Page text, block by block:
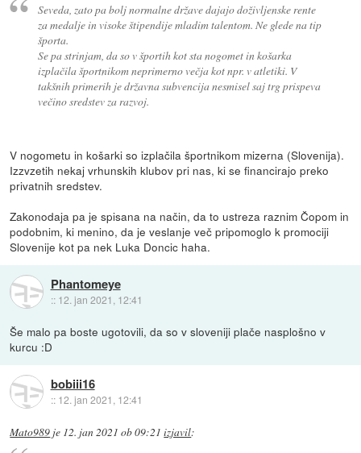
Seveda, zato pa bolj normalne države dajajo doživljenske rente
za medalje in visoke štipendije mladim talentom. Ne glede na tip
športa.
Se pa strinjam, da so v športih kot sta nogomet in košarka
izplačila športnikom neprimerno večja kot npr. v atletiki. V
takšnih primerih je državna subvencija nesmisel saj trg prispeva
večino sredstev za razvoj.
V nogometu in košarki so izplačila športnikom mizerna (Slovenija).
Izzvzetih nekaj vrhunskih klubov pri nas, ki se financirajo preko
privatnih sredstev.
Zakonodaja pa je spisana na način, da to ustreza raznim Čopom in
podobnim, ki menino, da je veslanje več pripomoglo k promociji
Slovenije kot pa nek Luka Doncic haha.
Phantomeye
:: 12. jan 2021, 12:41
Še malo pa boste ugotovili, da so v sloveniji plače nasplošno v
kurcu :D
bobiii16
:: 12. jan 2021, 12:41
Mato989 je 12. jan 2021 ob 09:21 izjavil: